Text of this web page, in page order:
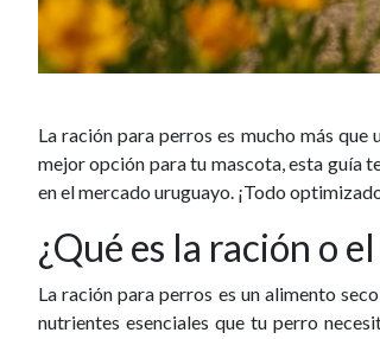
Laración para perros es mucho más que
mejor opción para tu mascota, esta guía
en el mercado uruguayo. ¡Todo
¿Qué es la ración o
Laración para perros es un alimento
nutrientes esenciales que tu perro